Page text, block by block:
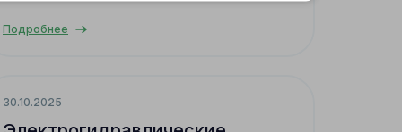
Подробнее
30.10.2025